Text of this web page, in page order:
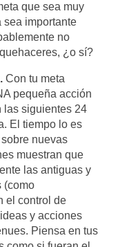
que sea muy
sea importante
no
¿o sí?
Con tu meta
pequeña acción
las siguientes 24
El tiempo lo es
nuevas
muestran que
las antiguas y
(como
el control de
y acciones
Piensa en tus